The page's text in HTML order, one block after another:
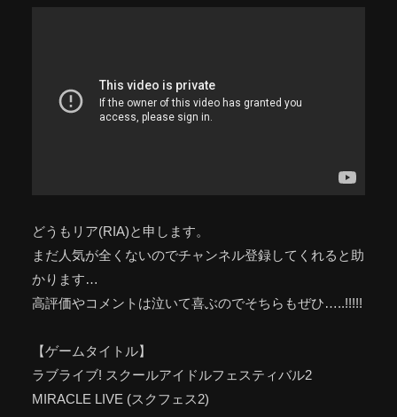
どうもリア(RIA)と申します。
まだ人気が全くないのでチャンネル登録してくれると助
かります…
高評価やコメントは泣いて喜ぶのでそちらもぜひ…..!!!!!
【ゲームタイトル】
ラブライブ! スクールアイドルフェスティバル2
MIRACLE LIVE (スクフェス2)